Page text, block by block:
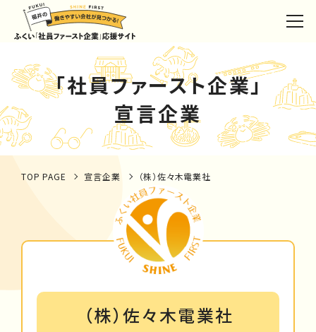
「社員ファースト企業」
宣言企業
TOP PAGE 宣言企業 （株）佐々木電業社
（株）佐々木電業社